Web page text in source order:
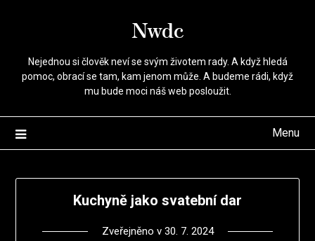
Nwdc
Nejednou si člověk neví se svým životem rady. A když hledá
pomoc, obrací se tam, kam jenom může. A budeme rádi, když
mu bude moci náš web posloužit.
Menu
Kuchyně jako svatební dar
Zveřejněno v 30. 7. 2024